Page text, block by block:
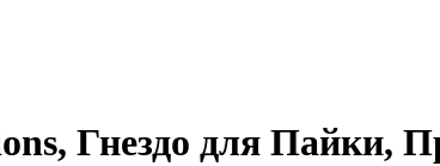
Гнездо для Пайки,